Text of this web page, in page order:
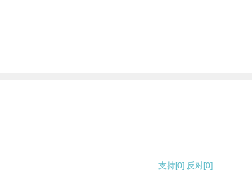
支持[0] 反对[0]